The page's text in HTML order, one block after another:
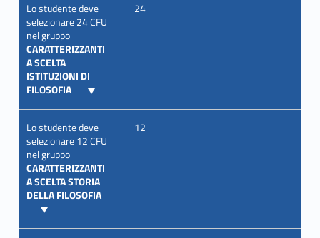
Lo studente deve
selezionare 24 CFU
nel gruppo
CARATTERIZZANTI
A SCELTA
ISTITUZIONI DI
FILOSOFIA
24
Lo studente deve
selezionare 12 CFU
nel gruppo
CARATTERIZZANTI
A SCELTA STORIA
DELLA FILOSOFIA
12